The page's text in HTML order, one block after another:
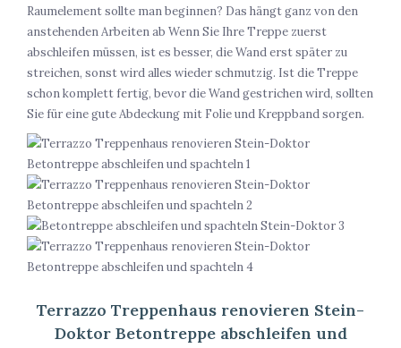
Raumelement sollte man beginnen? Das hängt ganz von den
anstehenden Arbeiten ab Wenn Sie Ihre Treppe zuerst
abschleifen müssen, ist es besser, die Wand erst später zu
streichen, sonst wird alles wieder schmutzig. Ist die Treppe
schon komplett fertig, bevor die Wand gestrichen wird, sollten
Sie für eine gute Abdeckung mit Folie und Kreppband sorgen.
Terrazzo Treppenhaus renovieren Stein-
Doktor Betontreppe abschleifen und